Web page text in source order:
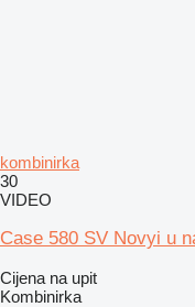
kombinirka
30
VIDEO
Case 580 SV Novyi u
Cijena na upit
Kombinirka